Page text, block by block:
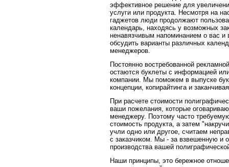
эффективное решение для
услуги или продукта. Несмотря на
гаджетов люди продолжают
календарь, находясь у возможных
ненавязчивым напоминанием о вас и
обсудить варианты различных
менеджеров.
Постоянно востребованной
остаются буклеты с информацией
компании. Мы поможем в выпуске
концепции, копирайтинга и
При расчете стоимости
ваши пожелания, которые
менеджеру. Поэтому часто
стоимость продукта, а затем
учли одно или другое, считаем
с заказчиком. Мы - за взвешенную и
производства вашей
Наши принципы, это бережное